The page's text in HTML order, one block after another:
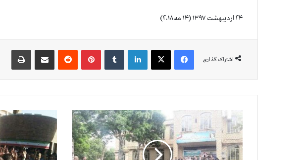
۲۴ اردیبهشت ۱۳۹۷ (۱۴ مه ۲۰۱۸)
اشتراک گذاری
فیس بوک X ‫پین‌ترست ‫رددیت
ی
م
ی
م
ا